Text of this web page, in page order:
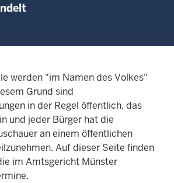
werden "im Namen des Volkes"
Grund sind
in der Regel öffentlich, das
und jeder Bürger hat die
an einem öffentlichen
Auf dieser Seite finden
im Amtsgericht Münster